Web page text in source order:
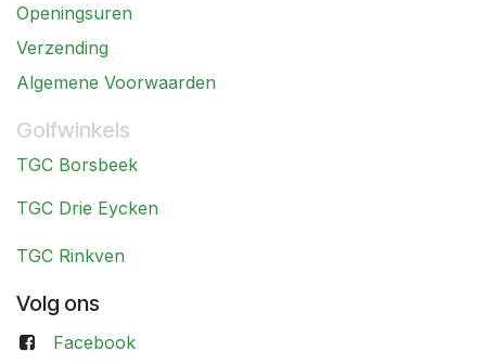
Openingsuren
Verzending
Algemene Voorwaarden
Golfwinkels
TGC Borsbeek
TGC Drie Eycken
TGC Rinkven
Volg ons
Facebook